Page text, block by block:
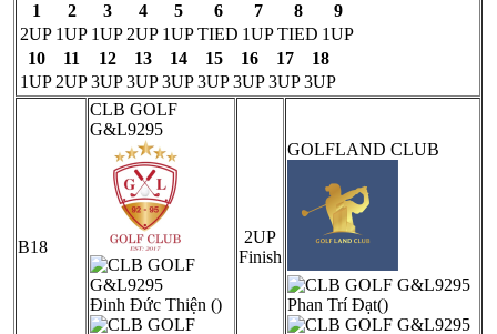
1 2 3 4 5 6 7 8
9
2UP 1UP 1UP 2UP 1UPTIED 1UPTIED 1UP
10
11 12 13 14 15 16 17
18
1UP 2UP3UP3UP3UP3UP3UP3UP3UP
B18
CLB GOLF
G&L9295
Đinh Đức Thiện ()
2UP
Finish
GOLFLAND CLUB
Phan Trí Đạt()